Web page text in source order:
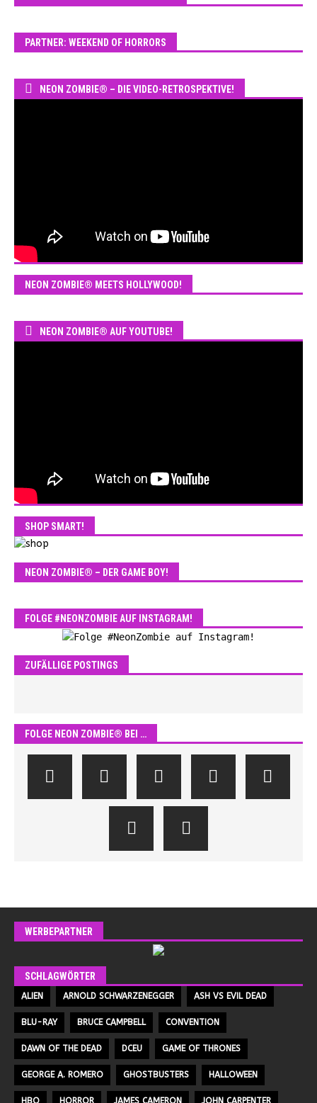
PARTNER: WEEKEND OF HORRORS
NEON ZOMBIE® – DIE VIDEO-RETROSPEKTIVE!
NEON ZOMBIE® MEETS HOLLYWOOD!
NEON ZOMBIE® AUF YOUTUBE!
SHOP SMART!
NEON ZOMBIE® – DER GAME BOY!
FOLGE #NEONZOMBIE AUF INSTAGRAM!
ZUFÄLLIGE POSTINGS
FOLGE NEON ZOMBIE® BEI …
WERBEPARTNER
SCHLAGWÖRTER
ALIEN ARNOLD SCHWARZENEGGER ASH VS EVIL DEAD
BLU-RAY BRUCE CAMPBELL CONVENTION
DAWN OF THE DEAD DCEU GAME OF THRONES
GEORGE A. ROMERO GHOSTBUSTERS HALLOWEEN
HBO HORROR JAMES CAMERON JOHN CARPENTER